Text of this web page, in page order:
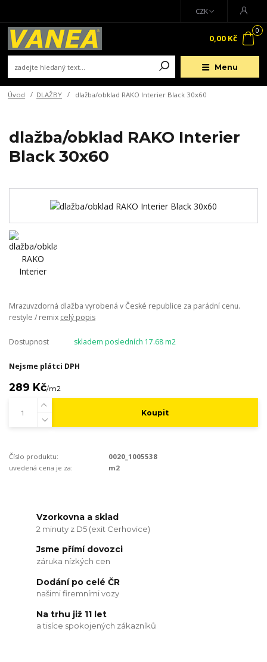
Menu
CZK
0
0,00 Kč
Úvod DLAŽBY dlažba/obklad RAKO Interier Black 30x60
dlažba/obklad RAKO Interier
Black 30x60
Mrazuvzdorná dlažba vyrobená v České republice za parádní cenu.
restyle / remix celý popis
Dostupnost skladem posledních 17.68 m2
Nejsme plátci DPH
289 Kč/m2
Koupit
Číslo produktu:
0020_1005538
uvedená cena je za:
m2
Vzorkovna a sklad
2 minuty z D5 (exit Cerhovice)
Jsme přímí dovozci
záruka nízkých cen
Dodání po celé ČR
našimi firemními vozy
Na trhu již 11 let
a tisíce spokojených zákazníků